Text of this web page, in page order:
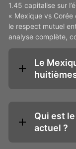
1.45 capitalise sur
« Mexique vs
le respect mutuel
analyse complète,
Le
Qui est
actuel ?